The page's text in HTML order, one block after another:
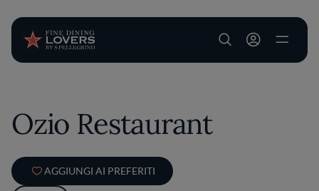
User account
Ozio Restaurant
AGGIUNGI AI PREFERITI